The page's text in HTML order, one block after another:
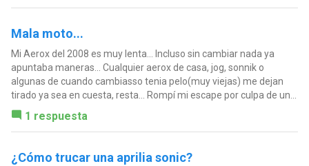
Mala moto...
Mi Aerox del 2008 es muy lenta... Incluso sin cambiar nada ya
apuntaba maneras... Cualquier aerox de casa, jog, sonnik o
algunas de cuando cambiasso tenia pelo(muy viejas) me dejan
tirado ya sea en cuesta, resta... Rompí mi escape por culpa de un...
1 respuesta
¿Cómo trucar una aprilia sonic?